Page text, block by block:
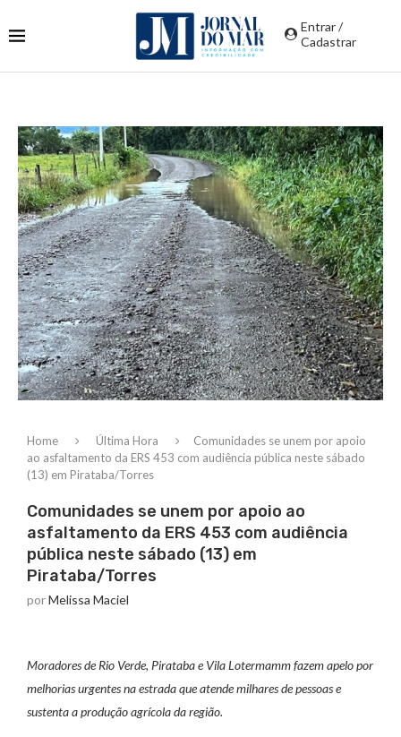
Entrar /
Cadastrar
Home Última Hora
Comunidades se unem por apoio
ao asfaltamento da ERS 453 com audiência pública neste sábado
(13) em Pirataba/Torres
Comunidades se unem por apoio ao
asfaltamento da ERS 453 com audiência
pública neste sábado (13) em
Pirataba/Torres
porMelissa Maciel
Moradores de Rio Verde, Pirataba e Vila Lotermamm fazem apelo por
melhorias urgentes na estrada que atende milhares de pessoas e
sustenta a produção agrícola da região.